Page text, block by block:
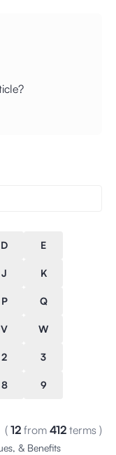
D E
J K
P Q
V W
2 3
8 9
( 12 from 412 terms )
& Benefits